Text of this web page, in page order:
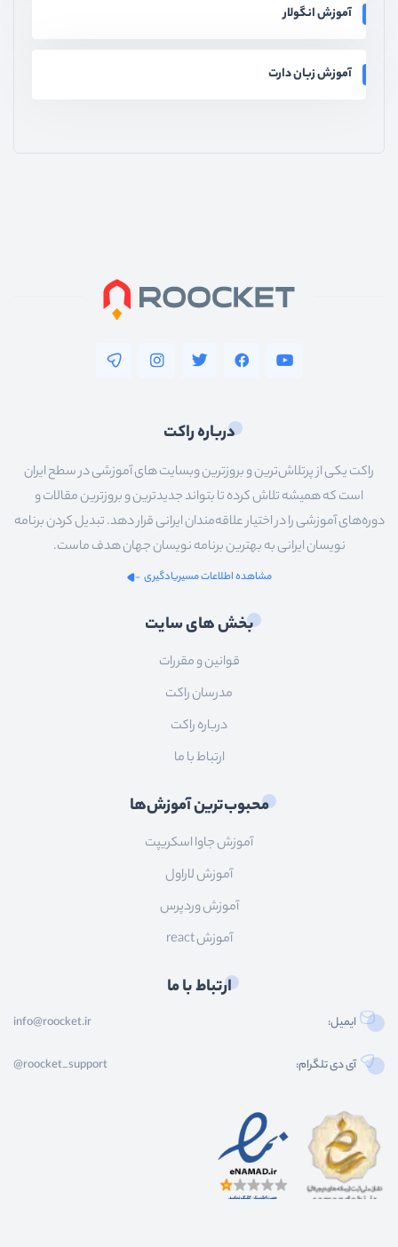
آموزش انگولار
آموزش زبان دارت
درباره راکت
راکت یکی از پرتلاش‌ترین و بروزترین وبسایت های آموزشی در سطح ایران
است که همیشه تلاش کرده تا بتواند جدیدترین و بروزترین مقالات و
دوره‌های آموزشی را در اختیار علاقه‌مندان ایرانی قرار دهد. تبدیل کردن برنامه
نویسان ایرانی به بهترین برنامه نویسان جهان هدف ماست.
مشاهده اطلاعات مسیریادگیری
بخش های سایت
قوانین و مقررات
مدرسان راکت
درباره راکت
ارتباط با ما
محبوب‌ترین آموزش‌ها
آموزش جاوا اسکریپت
آموزش لاراول
آموزش وردپرس
آموزش react
ارتباط با ما
ایمیل: info@roocket.ir
آی دی تلگرام: @roocket_support